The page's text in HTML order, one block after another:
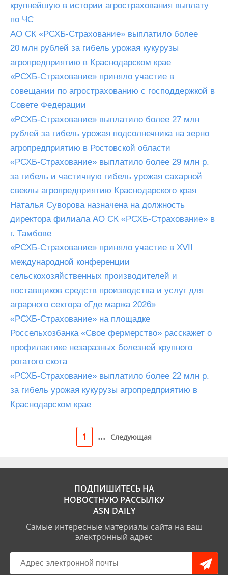
крупнейшую в истории агрострахования выплату
по ЧС
АО СК «РСХБ-Страхование» выплатило более
20 млн рублей за гибель урожая кукурузы
агропредприятию в Краснодарском крае
«РСХБ-Страхование» приняло участие в
совещании по агрострахованию с господдержкой в
Совете Федерации
«РСХБ-Страхование» выплатило более 27 млн
рублей за гибель урожая подсолнечника на зерно
агропредприятию в Ростовской области
«РСХБ-Страхование» выплатило более 29 млн р.
за гибель и частичную гибель урожая сахарной
свеклы агропредприятию Краснодарского края
Наталья Суворова назначена на должность
директора филиала АО СК «РСХБ-Страхование» в
г. Тамбове
«РСХБ-Страхование» приняло участие в XVII
международной конференции
сельскохозяйственных производителей и
поставщиков средств производства и услуг для
аграрного сектора «Где маржа 2026»
«РСХБ-Страхование» на площадке
Россельхозбанка «Свое фермерство» расскажет о
профилактике незаразных болезней крупного
рогатого скота
«РСХБ-Страхование» выплатило более 22 млн р.
за гибель урожая кукурузы агропредприятию в
Краснодарском крае
1 ... Следующая
ПОДПИШИТЕСЬ НА
НОВОСТНУЮ РАССЫЛКУ
ASN DAILY
Самые интересные материалы сайта на ваш
электронный адрес